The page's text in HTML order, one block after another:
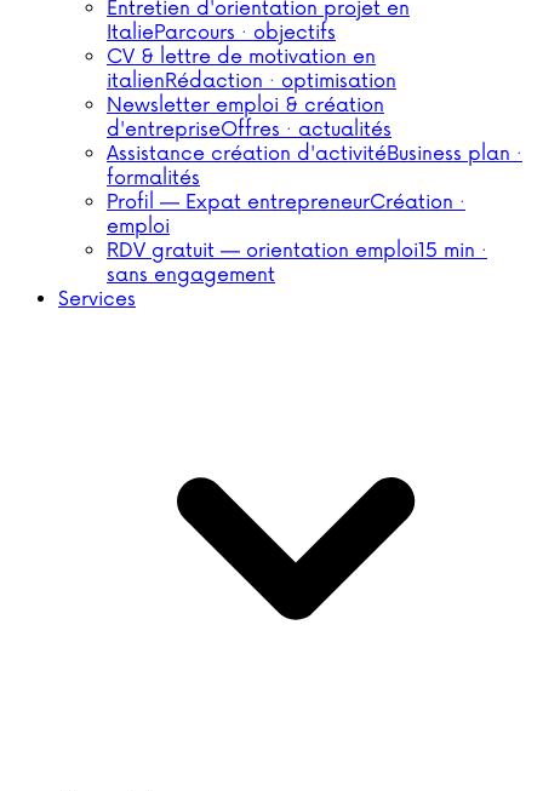
Entretien d'orientation projet en
ItalieParcours · objectifs
CV & lettre de motivation en
italienRédaction · optimisation
Newsletter emploi & création
d'entrepriseOffres · actualités
Assistance création d'activitéBusiness plan ·
formalités
Profil — Expat entrepreneurCréation ·
emploi
RDV gratuit — orientation emploi15 min ·
sans engagement
Services